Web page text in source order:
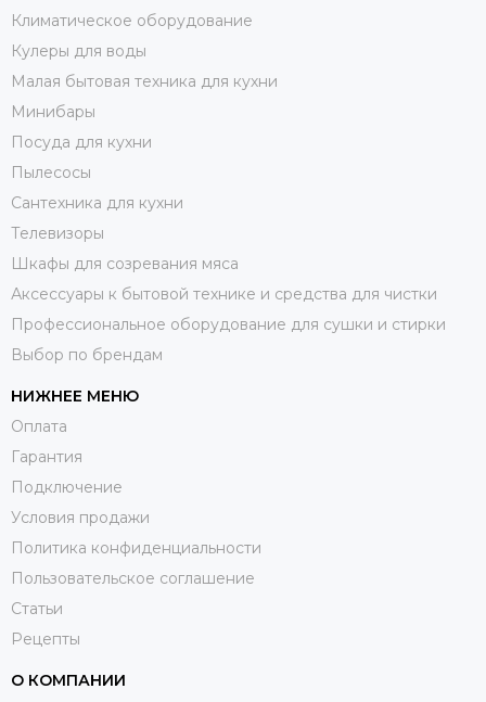
Климатическое оборудование
Кулеры для воды
Малая бытовая техника для кухни
Минибары
Посуда для кухни
Пылесосы
Сантехника для кухни
Телевизоры
Шкафы для созревания мяса
Аксессуары к бытовой технике и средства для чистки
Профессиональное оборудование для сушки и стирки
Выбор по брендам
НИЖНЕЕ МЕНЮ
Оплата
Гарантия
Подключение
Условия продажи
Политика конфиденциальности
Пользовательское соглашение
Статьи
Рецепты
О КОМПАНИИ